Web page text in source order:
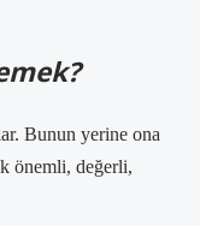
Bunun yerine ona
önemli, değerli,